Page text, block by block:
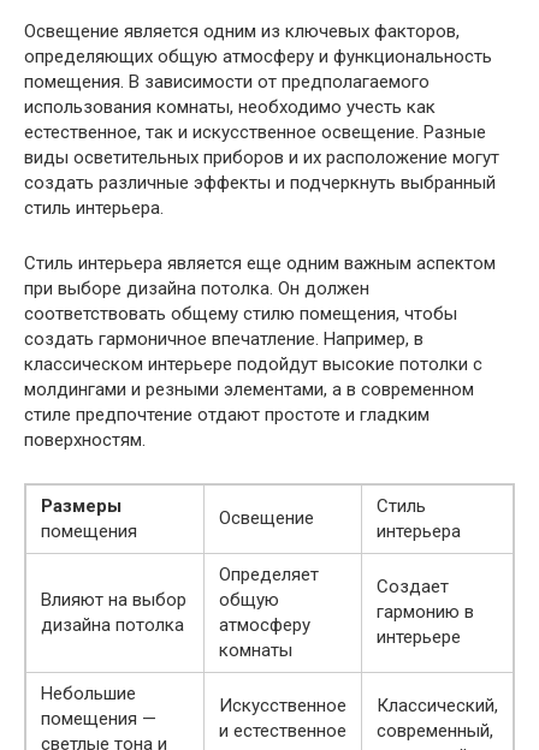
Освещение является одним из ключевых факторов,
определяющих общую атмосферу и функциональность
помещения. В зависимости от предполагаемого
использования комнаты, необходимо учесть как
естественное, так и искусственное освещение. Разные
виды осветительных приборов и их расположение могут
создать различные эффекты и подчеркнуть выбранный
стиль интерьера.
Стиль интерьера является еще одним важным аспектом
при выборе дизайна потолка. Он должен
соответствовать общему стилю помещения, чтобы
создать гармоничное впечатление. Например, в
классическом интерьере подойдут высокие потолки с
молдингами и резными элементами, а в современном
стиле предпочтение отдают простоте и гладким
поверхностям.
Размеры
помещения
Освещение
Стиль
интерьера
Влияют на выбор
дизайна потолка
Определяет
общую
атмосферу
комнаты
Создает
гармонию в
интерьере
Небольшие
помещения —
светлые тона и
Искусственное
и естественное
Классический,
современный,